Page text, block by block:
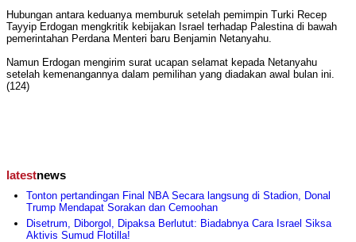
Hubungan antara keduanya memburuk setelah pemimpin Turki Recep
Tayyip Erdogan mengkritik kebijakan Israel terhadap Palestina di bawah
pemerintahan Perdana Menteri baru Benjamin Netanyahu.
Namun Erdogan mengirim surat ucapan selamat kepada Netanyahu
setelah kemenangannya dalam pemilihan yang diadakan awal bulan ini.
(124)
latestnews
Tonton pertandingan Final NBA Secara langsung di Stadion, Donal
Trump Mendapat Sorakan dan Cemoohan
Disetrum, Diborgol, Dipaksa Berlutut: Biadabnya Cara Israel Siksa
Aktivis Sumud Flotilla!